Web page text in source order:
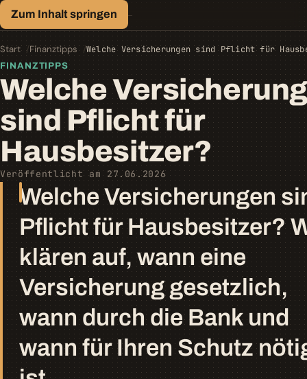
Zum Inhalt springen
Finanz-Lexikon
Geld, einfach erklärt.
Finanztipps
Kredite
Geld-/Vermögensanlage
Krypto
Steuern
Start Finanztipps Welche Versicherungen sind Pflicht für
FINANZTIPPS
Welche
sind Pflicht für
Hausbesitzer?
Veröffentlicht am 27.06.2026
Welche Versicherungen
Pflicht für Hausbesitzer?
klären auf, wann eine
Versicherung gesetzlich,
wann durch die Bank und
wann für Ihren Schutz